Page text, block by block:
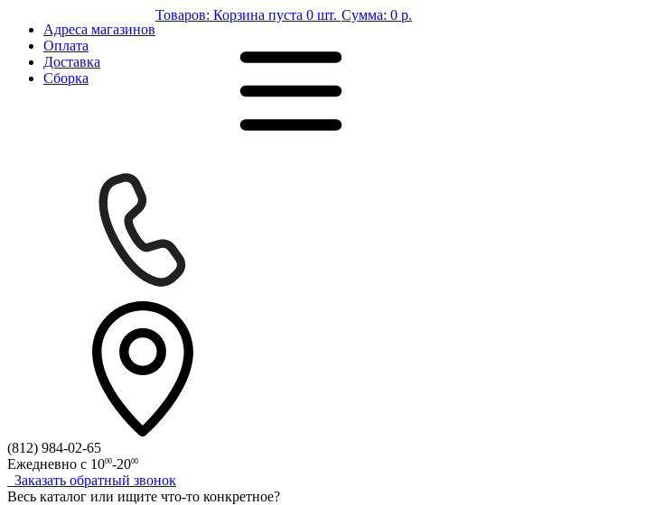
Адреса магазинов
Оплата
Доставка
Сборка
Товаров: Корзина пуста 0 шт. Сумма: 0 р.
(812) 984-02-65
Ежедневно с 1000-2000
Заказать обратный звонок
Весь каталог или ищите что-то конкретное?